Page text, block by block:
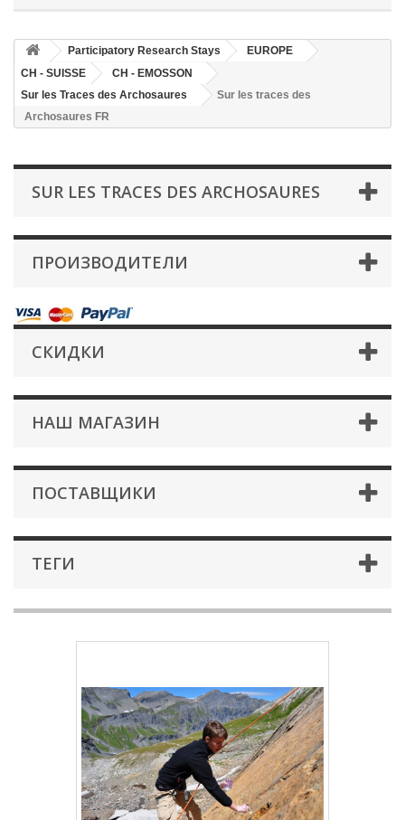
Participatory Research Stays
EUROPE
CH - SUISSE
CH - EMOSSON
Sur les Traces des Archosaures
Sur les traces des
Archosaures FR
SUR LES TRACES DES ARCHOSAURES
ПРОИЗВОДИТЕЛИ
СКИДКИ
НАШ МАГАЗИН
ПОСТАВЩИКИ
ТЕГИ